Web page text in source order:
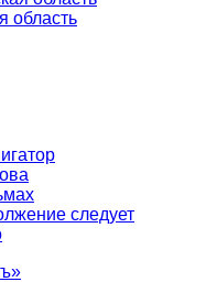
область
следует